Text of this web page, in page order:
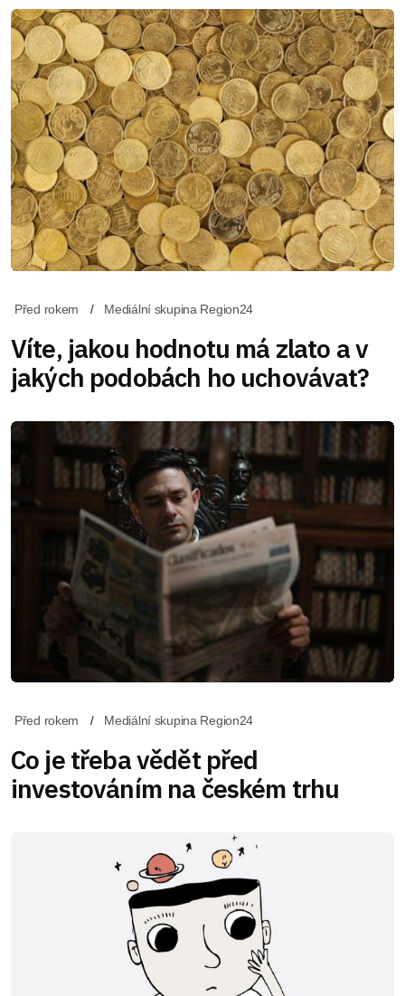
Před rokem Mediální skupina Region24
Víte, jakou hodnotu má zlato a v
jakých podobách ho uchovávat?
Před rokem Mediální skupina Region24
Co je třeba vědět před
investováním na českém trhu